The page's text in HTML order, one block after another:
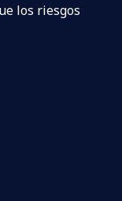
los riesgos